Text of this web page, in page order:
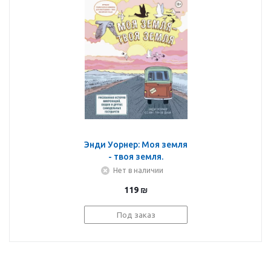
Энди Уорнер: Моя земля
- твоя земля.
Рисованная история
других самодельных
государств
Нет в наличии
119 ₪
Под заказ